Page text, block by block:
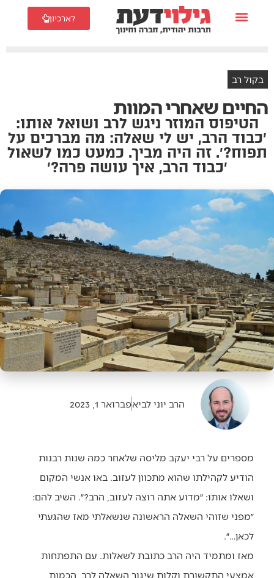
לארכיון
בקול רב
החיים שאחרי המוות
הטיפוס המוזר ניגש לרב ושואל אותו:
׳כבוד הרב, יש לי שאלה: מה מברכים על
תפוח?׳. זה היה מביך. כמעט כמו לשאול
׳כבוד הרב, איך עושה פרה?׳
הרב יוני לביאפברואר 1, 2023
מספרים על רבי יעקב מליסה שלאחר כמה שנות רבנות
הודיע לקהילתו שהוא מתכוון לעזוב. באו אנשי המקום
ושאלו אותו: ״מדוע אתה רוצה לעזוב, הרב?״. השיב להם:
״מפני שזוהי השאלה הראשונה שנשאלתי מאז שהגעתי
לכאן…״.
מאז ומתמיד היה הרב כתובת לשאלות. עם התפתחות
אמצעי התקשורת וקלות שיגור השאלה לרב, הכמות